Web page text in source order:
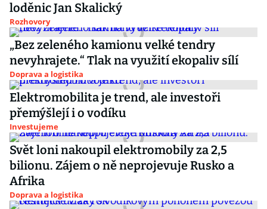
loděnic Jan Skalický
Rozhovory
„Bez zeleného kamionu velké tendry
nevyhrajete.“ Tlak na využití ekopaliv sílí
Doprava a logistika
Elektromobilita je trend, ale investoři
přemýšlejí i o vodíku
Investujeme
Svět loni nakoupil elektromobily za 2,5
bilionu. Zájem o ně neprojevuje Rusko a
Afrika
Doprava a logistika